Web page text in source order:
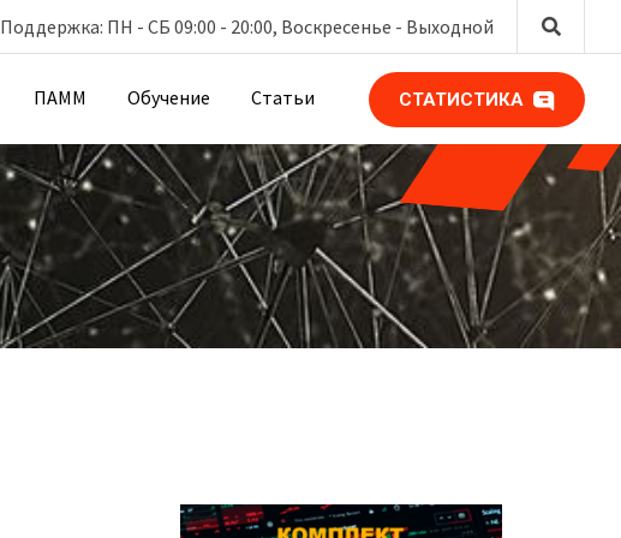
Поддержка: ПН - СБ 09:00 - 20:00, Воскресенье - Выходной
ПАММ Обучение Статьи СТАТИСТИКА